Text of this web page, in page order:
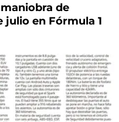
maniobra de
en Fórmula 1